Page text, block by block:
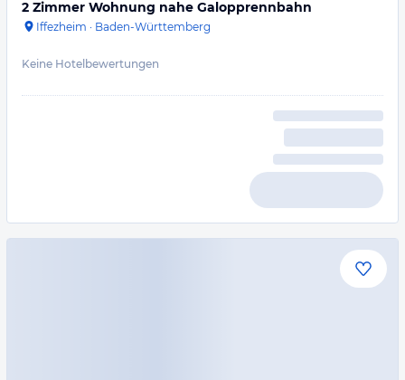
2 Zimmer Wohnung nahe Galopprennbahn
Iffezheim · Baden-Württemberg
Keine Hotelbewertungen